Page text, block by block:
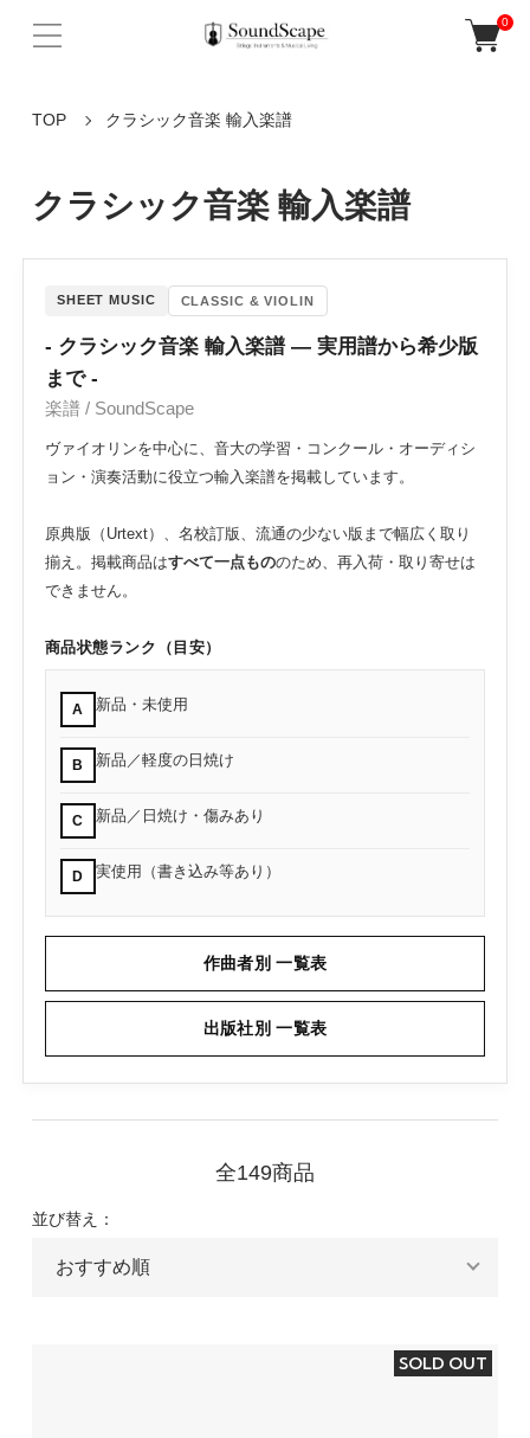
0
TOP クラシック音楽 輸入楽譜
クラシック音楽 輸入楽譜
SHEET MUSIC CLASSIC & VIOLIN
- クラシック音楽 輸入楽譜 ― 実用譜から希少版
まで -
楽譜 / SoundScape
ヴァイオリンを中心に、音大の学習・コンクール・オーディシ
ョン・演奏活動に役立つ輸入楽譜を掲載しています。
原典版（Urtext）、名校訂版、流通の少ない版まで幅広く取り
揃え。掲載商品はすべて一点もののため、再入荷・取り寄せは
できません。
商品状態ランク（目安）
A 新品・未使用
B 新品／軽度の日焼け
C 新品／日焼け・傷みあり
D 実使用（書き込み等あり）
作曲者別 一覧表
出版社別 一覧表
全149商品
並び替え：
SOLD OUT